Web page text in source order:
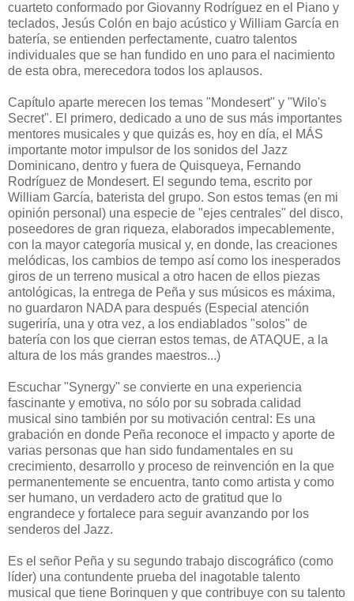
cuarteto conformado por Giovanny Rodríguez en el Piano y
teclados, Jesús Colón en bajo acústico y William García en
batería, se entienden perfectamente, cuatro talentos
individuales que se han fundido en uno para el nacimiento
de esta obra, merecedora todos los aplausos.
Capítulo aparte merecen los temas "Mondesert" y "Wilo's
Secret". El primero, dedicado a uno de sus más importantes
mentores musicales y que quizás es, hoy en día, el MÁS
importante motor impulsor de los sonidos del Jazz
Dominicano, dentro y fuera de Quisqueya, Fernando
Rodríguez de Mondesert. El segundo tema, escrito por
William García, baterista del grupo. Son estos temas (en mi
opinión personal) una especie de "ejes centrales" del disco,
poseedores de gran riqueza, elaborados impecablemente,
con la mayor categoría musical y, en donde, las creaciones
melódicas, los cambios de tempo así como los inesperados
giros de un terreno musical a otro hacen de ellos piezas
antológicas, la entrega de Peña y sus músicos es máxima,
no guardaron NADA para después (Especial atención
sugeriría, una y otra vez, a los endiablados "solos" de
batería con los que cierran estos temas, de ATAQUE, a la
altura de los más grandes maestros...)
Escuchar "Synergy" se convierte en una experiencia
fascinante y emotiva, no sólo por su sobrada calidad
musical sino también por su motivación central: Es una
grabación en donde Peña reconoce el impacto y aporte de
varias personas que han sido fundamentales en su
crecimiento, desarrollo y proceso de reinvención en la que
permanentemente se encuentra, tanto como artista y como
ser humano, un verdadero acto de gratitud que lo
engrandece y fortalece para seguir avanzando por los
senderos del Jazz.
Es el señor Peña y su segundo trabajo discográfico (como
líder) una contundente prueba del inagotable talento
musical que tiene Borinquen y que contribuye con su talento